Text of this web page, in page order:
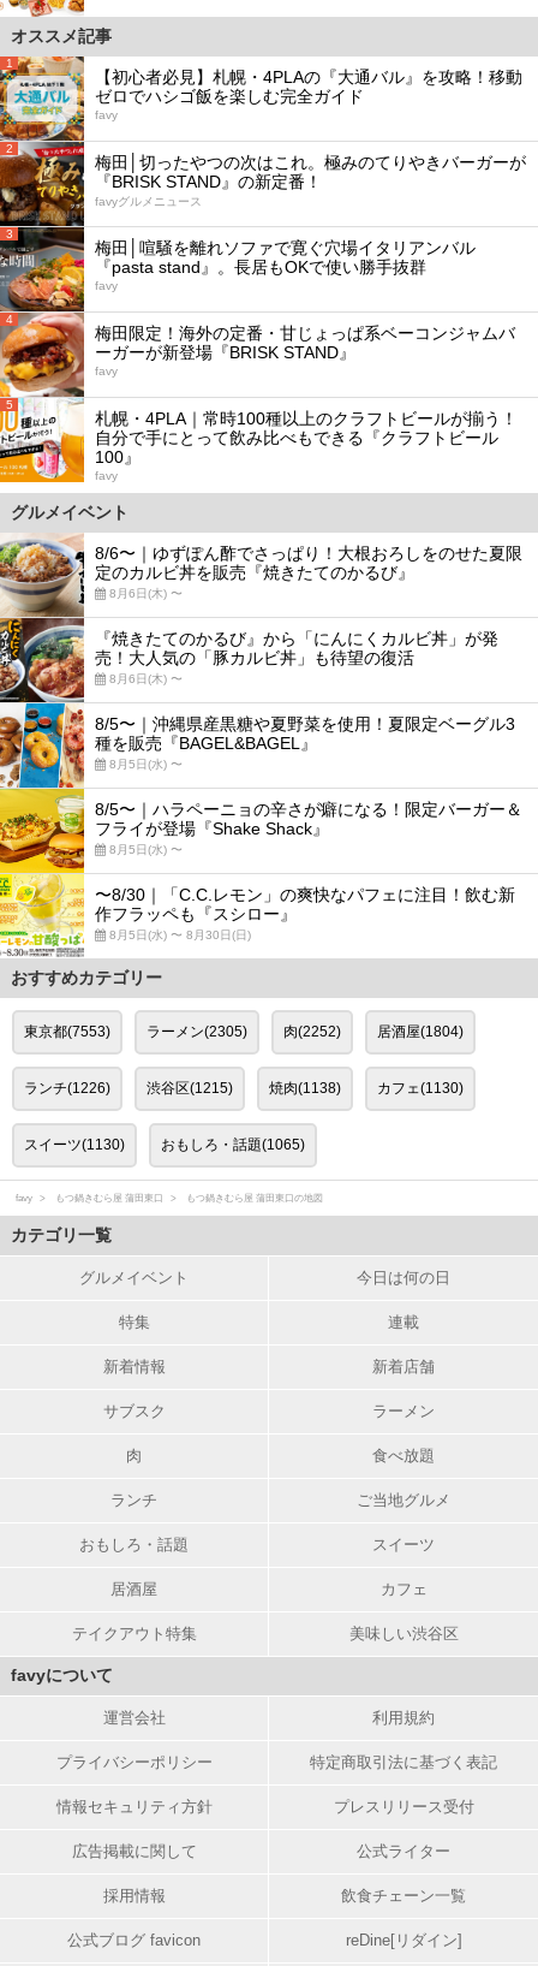
オススメ記事
1
【初心者必見】札幌・4PLAの『大通バル』を攻略！移動
ゼロでハシゴ飯を楽しむ完全ガイド
favy
2
梅田│切ったやつの次はこれ。極みのてりやきバーガーが
『BRISK STAND』の新定番！
favyグルメニュース
3
梅田│喧騒を離れソファで寛ぐ穴場イタリアンバル
『pasta stand』。長居もOKで使い勝手抜群
favy
4
梅田限定！海外の定番・甘じょっぱ系ベーコンジャムバ
ーガーが新登場『BRISK STAND』
favy
5
札幌・4PLA｜常時100種以上のクラフトビールが揃う！
自分で手にとって飲み比べもできる『クラフトビール
100』
favy
グルメイベント
8/6〜｜ゆずぽん酢でさっぱり！大根おろしをのせた夏限
定のカルビ丼を販売『焼きたてのかるび』
8月6日(木) 〜
『焼きたてのかるび』から「にんにくカルビ丼」が発
売！大人気の「豚カルビ丼」も待望の復活
8月6日(木) 〜
8/5〜｜沖縄県産黒糖や夏野菜を使用！夏限定ベーグル3
種を販売『BAGEL&BAGEL』
8月5日(水) 〜
8/5〜｜ハラペーニョの辛さが癖になる！限定バーガー＆
フライが登場『Shake Shack』
8月5日(水) 〜
〜8/30｜「C.C.レモン」の爽快なパフェに注目！飲む新
作フラッペも『スシロー』
8月5日(水) 〜 8月30日(日)
おすすめカテゴリー
東京都(7553) ラーメン(2305) 肉(2252) 居酒屋(1804)
ランチ(1226) 渋谷区(1215) 焼肉(1138) カフェ(1130)
スイーツ(1130) おもしろ・話題(1065)
favy もつ鍋きむら屋 蒲田東口 もつ鍋きむら屋 蒲田東口の地図
カテゴリ一覧
グルメイベント 今日は何の日
特集 連載
新着情報 新着店舗
サブスク ラーメン
肉 食べ放題
ランチ ご当地グルメ
おもしろ・話題 スイーツ
居酒屋 カフェ
テイクアウト特集 美味しい渋谷区
favyについて
運営会社 利用規約
プライバシーポリシー 特定商取引法に基づく表記
情報セキュリティ方針 プレスリリース受付
広告掲載に関して 公式ライター
採用情報 飲食チェーン一覧
公式ブログ favicon reDine[リダイン]